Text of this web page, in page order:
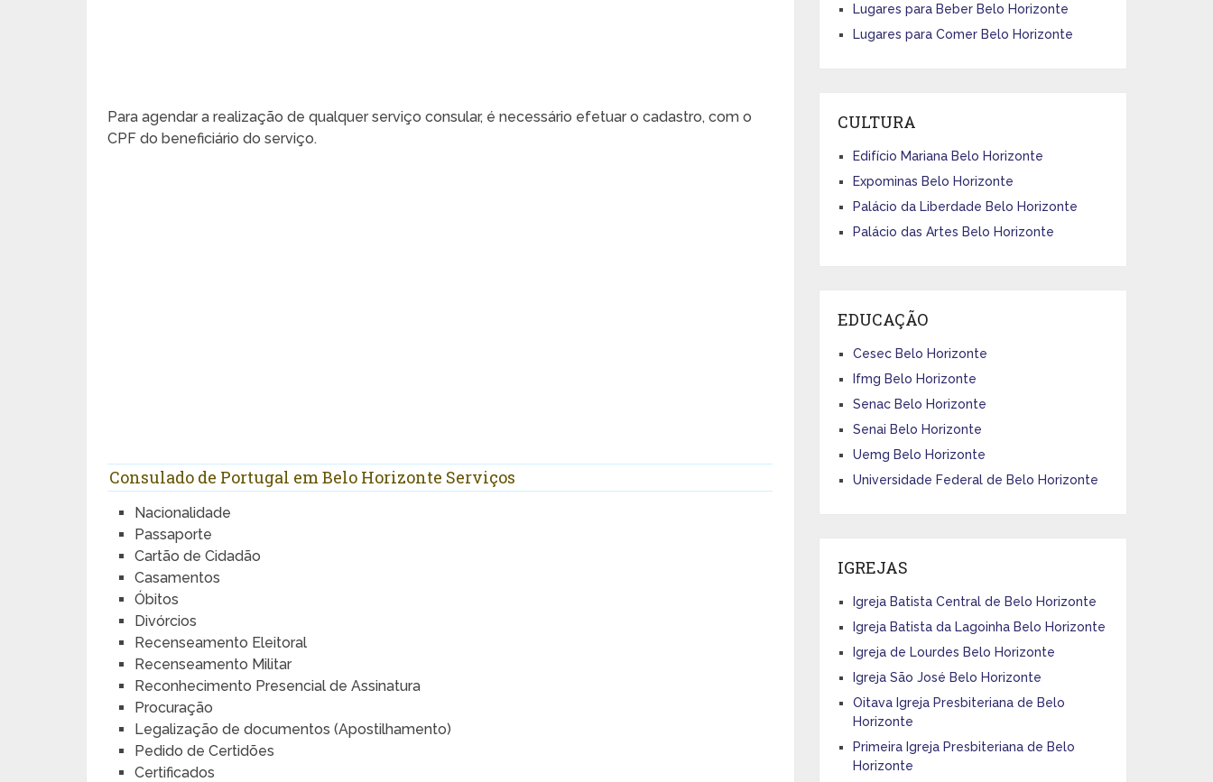
Para agendar a realização de qualquer serviço consular, é necessário efetuar o cadastro, com o
CPF do beneficiário do serviço.
Consulado de Portugal em Belo Horizonte Serviços
Nacionalidade
Passaporte
Cartão de Cidadão
Casamentos
Óbitos
Divórcios
Recenseamento Eleitoral
Recenseamento Militar
Reconhecimento Presencial de Assinatura
Procuração
Legalização de documentos (Apostilhamento)
Pedido de Certidões
Certificados
Lugares para Beber Belo Horizonte
Lugares para Comer Belo Horizonte
CULTURA
Edifício Mariana Belo Horizonte
Expominas Belo Horizonte
Palácio da Liberdade Belo Horizonte
Palácio das Artes Belo Horizonte
EDUCAÇÃO
Cesec Belo Horizonte
Ifmg Belo Horizonte
Senac Belo Horizonte
Senai Belo Horizonte
Uemg Belo Horizonte
Universidade Federal de Belo Horizonte
IGREJAS
Igreja Batista Central de Belo Horizonte
Igreja Batista da Lagoinha Belo Horizonte
Igreja de Lourdes Belo Horizonte
Igreja São José Belo Horizonte
Oitava Igreja Presbiteriana de Belo
Horizonte
Primeira Igreja Presbiteriana de Belo
Horizonte